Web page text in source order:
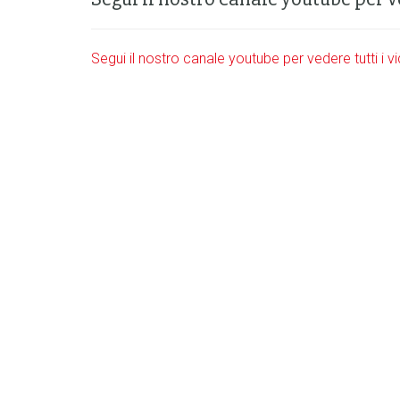
Segui il nostro canale youtube per vedere tutti i